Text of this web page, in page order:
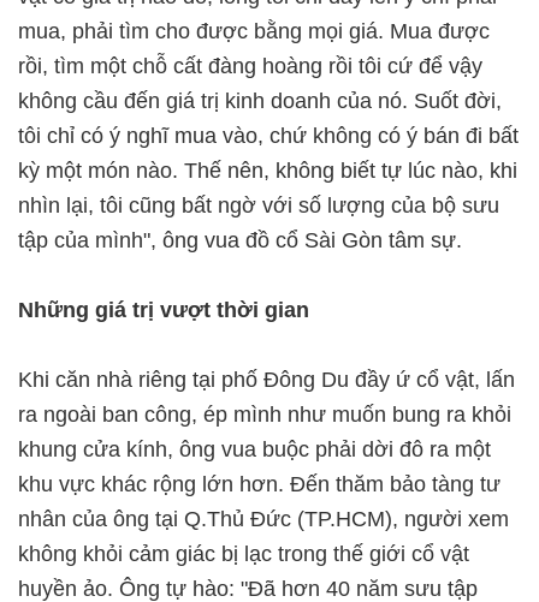
mua, phải tìm cho được bằng mọi giá. Mua được
rồi, tìm một chỗ cất đàng hoàng rồi tôi cứ để vậy
không cầu đến giá trị kinh doanh của nó. Suốt đời,
tôi chỉ có ý nghĩ mua vào, chứ không có ý bán đi bất
kỳ một món nào. Thế nên, không biết tự lúc nào, khi
nhìn lại, tôi cũng bất ngờ với số lượng của bộ sưu
tập của mình", ông vua đồ cổ Sài Gòn tâm sự.
Những giá trị vượt thời gian
Khi căn nhà riêng tại phố Đông Du đầy ứ cổ vật, lấn
ra ngoài ban công, ép mình như muốn bung ra khỏi
khung cửa kính, ông vua buộc phải dời đô ra một
khu vực khác rộng lớn hơn. Đến thăm bảo tàng tư
nhân của ông tại Q.Thủ Đức (TP.HCM), người xem
không khỏi cảm giác bị lạc trong thế giới cổ vật
huyền ảo. Ông tự hào: "Đã hơn 40 năm sưu tập